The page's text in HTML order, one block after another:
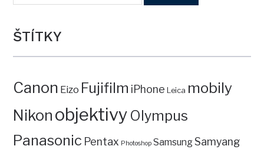
ŠTÍTKY
Canon Eizo Fujifilm iPhone Leica mobily
Nikon objektivy Olympus
Panasonic Pentax Photoshop SamsungSamyang